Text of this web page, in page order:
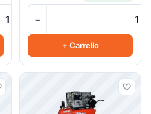
−
+ Carrello